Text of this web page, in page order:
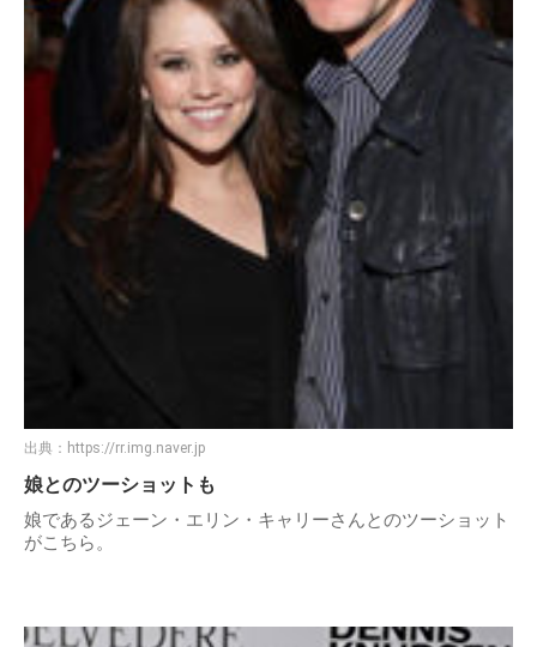
出典： https://rr.img.naver.jp
娘とのツーショットも
娘であるジェーン・エリン・キャリーさんとのツーショット
がこちら。